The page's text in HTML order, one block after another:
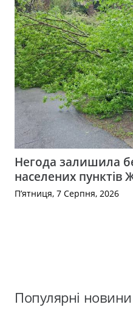
Негода залишила
населених
П’ятниця, 7 Серпня, 2026
Популярні новини